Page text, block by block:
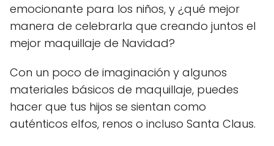
emocionante para los niños, y ¿qué mejor
manera de celebrarla que creando juntos el
mejor maquillaje de Navidad?
Con un poco de imaginación y algunos
materiales básicos de maquillaje, puedes
hacer que tus hijos se sientan como
auténticos elfos, renos o incluso Santa Claus.